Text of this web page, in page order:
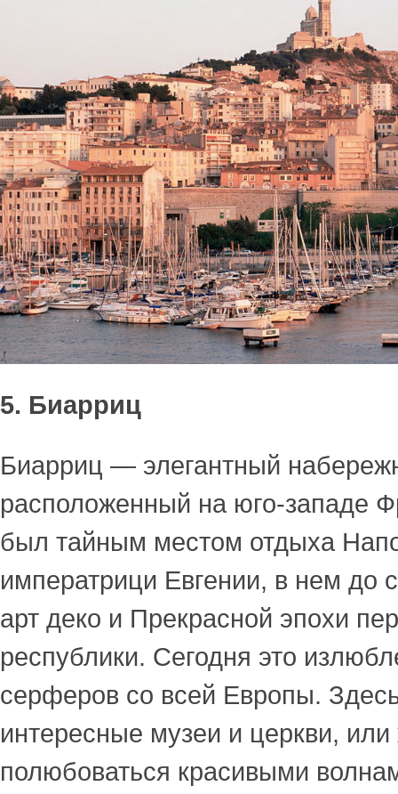
5. Биарриц
Биарриц — элегантный
расположенный на юго-западе
был тайным местом отдыха
императрици Евгении, в нем до
арт деко и Прекрасной эпохи
республики. Сегодня это
серферов со всей Европы.
интересные музеи и церкви, или
полюбоваться красивыми